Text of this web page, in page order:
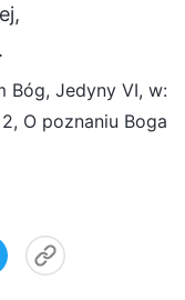
Bóg, Jedyny VI, w:
2, O poznaniu Boga